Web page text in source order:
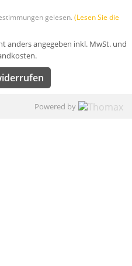
gelesen. (Lesen Sie die
anders angegeben inkl. MwSt. und
Powered by